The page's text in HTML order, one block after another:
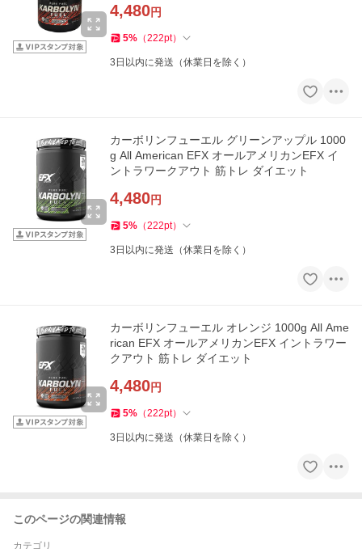
4,480円
5% （222pt）
3日以内に発送（休業日を除く）
カーボリンフューエル グリーンアップル 1000
g All American EFX オールアメリカンEFX イ
ントラワークアウト 筋トレ ダイエット
4,480円
5% （222pt）
3日以内に発送（休業日を除く）
カーボリンフューエル オレンジ 1000g All Ame
rican EFX オールアメリカンEFX イントラワー
クアウト 筋トレ ダイエット
4,480円
5% （222pt）
3日以内に発送（休業日を除く）
このページの関連情報
カテゴリ